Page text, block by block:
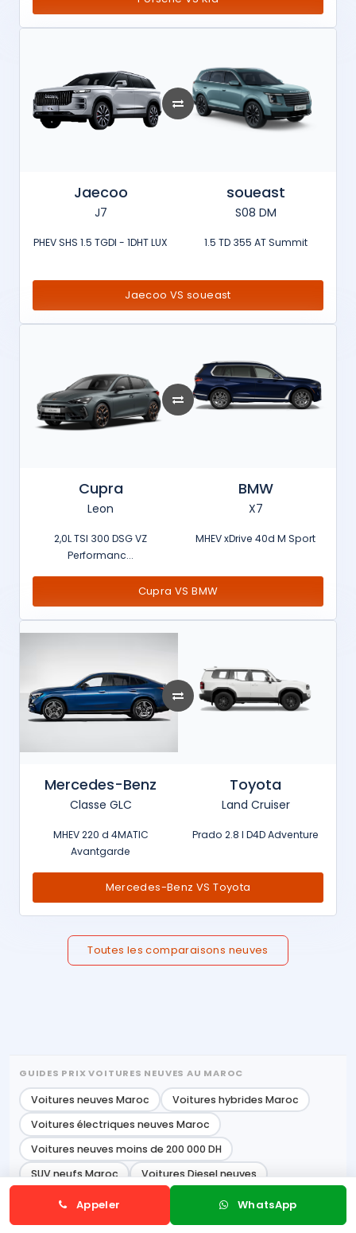
Jaecoo
J7
PHEV SHS 1.5 TGDI - 1DHT LUX
soueast
S08 DM
1.5 TD 355 AT Summit
Jaecoo VS soueast
Cupra
Leon
2,0L TSI 300 DSG VZ
Performanc...
BMW
X7
MHEV xDrive 40d M Sport
Cupra VS BMW
Mercedes-Benz
Classe GLC
MHEV 220 d 4MATIC
Avantgarde
Toyota
Land Cruiser
Prado 2.8 l D4D Adventure
Mercedes-Benz VS Toyota
Toutes les comparaisons neuves
Appeler WhatsApp
GUIDES PRIX VOITURES NEUVES AU MAROC
Voitures neuves Maroc
Voitures hybrides Maroc
Voitures électriques neuves Maroc
Voitures neuves moins de 200 000 DH
SUV neufs Maroc
Voitures Diesel neuves
Voitures essence maroc
Voitures automatiques Maroc